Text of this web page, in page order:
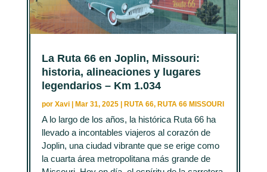
La Ruta 66 en Joplin, Missouri:
historia, alineaciones y lugares
legendarios – Km 1.034
por Xavi| Mar 31, 2025| RUTA 66, RUTA 66 MISSOURI
A lo largo de los años, la histórica Ruta 66 ha
llevado a incontables viajeros al corazón de
Joplin, una ciudad vibrante que se erige como
la cuarta área metropolitana más grande de